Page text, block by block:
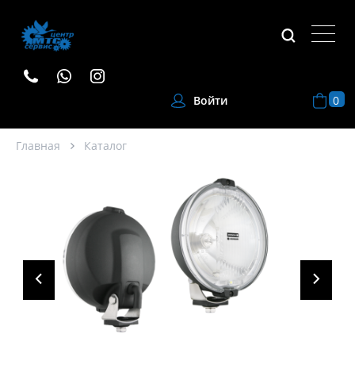
Войти 0
Главная Каталог